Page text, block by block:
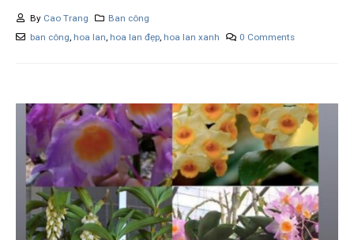
By Cao Trang
Ban công
ban công, hoa lan, hoa lan đẹp, hoa lan xanh 0 Comments